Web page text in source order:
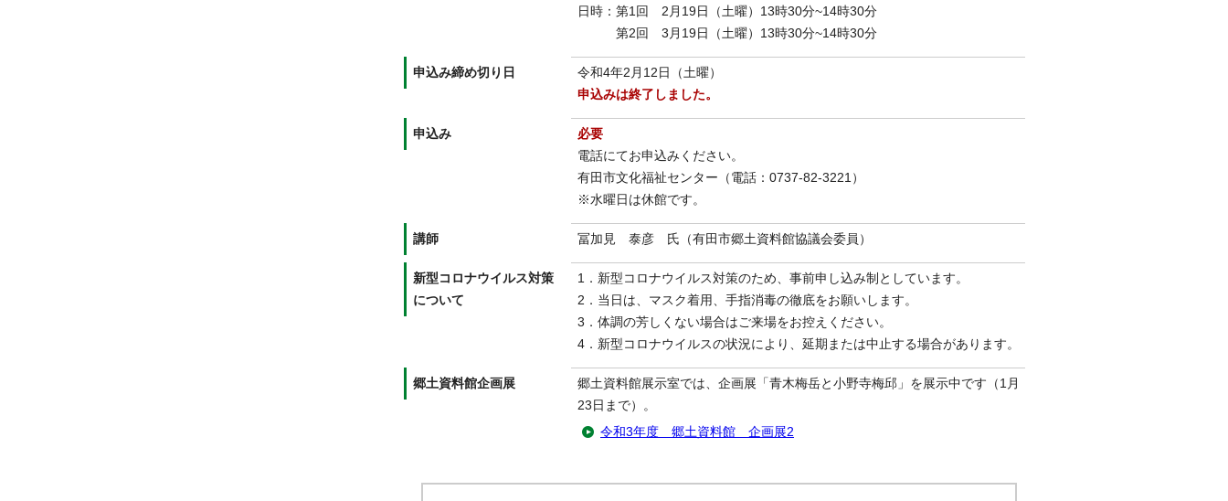
日時：第1回 2月19日（土曜）13時30分~14時30分
第2回 3月19日（土曜）13時30分~14時30分
申込み締め切り日
令和4年2月12日（土曜）
申込みは終了しました。
申込み
必要
電話にてお申込みください。
有田市文化福祉センター（電話：0737-82-3221）
※水曜日は休館です。
講師 冨加見 泰彦 氏（有田市郷土資料館協議会委員）
新型コロナウイルス対策
について
1．新型コロナウイルス対策のため、事前申し込み制としています。
2．当日は、マスク着用、手指消毒の徹底をお願いします。
3．体調の芳しくない場合はご来場をお控えください。
4．新型コロナウイルスの状況により、延期または中止する場合があります。
郷土資料館企画展
郷土資料館展示室では、企画展「青木梅岳と小野寺梅邱」を展示中です（1月
23日まで）。
令和3年度 郷土資料館 企画展2